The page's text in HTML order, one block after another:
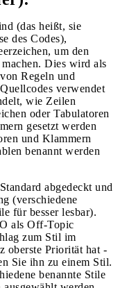
(das heißt, sie
des Codes),
um den
Dies wird als
Regeln und
verwendet
wie Zeilen
oder Tabulatoren
gesetzt werden
und Klammern
benannt werden
abgedeckt und
(verschiedene
für besser lesbar).
als Off-Topic
zum Stil im
oberste Priorität hat -
Sie ihn zu einem Stil.
benannte Stile